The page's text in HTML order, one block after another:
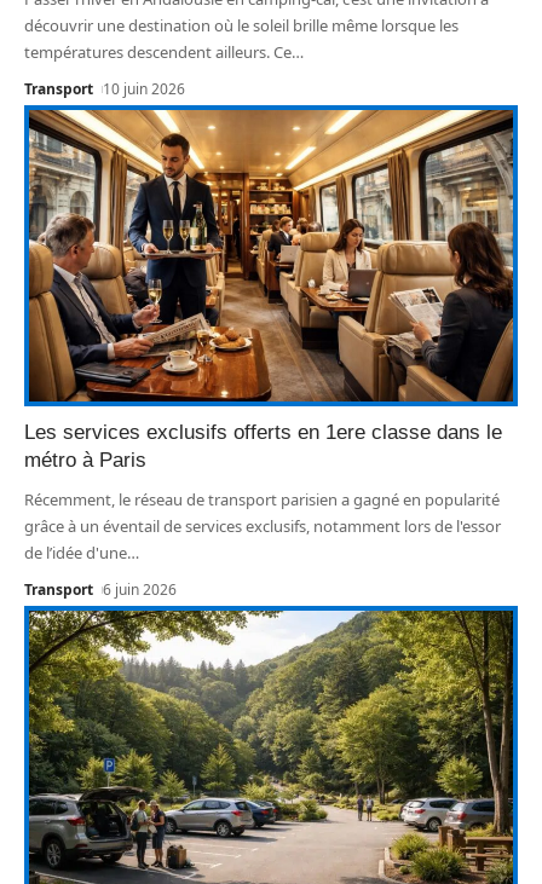
découvrir une destination où le soleil brille même lorsque les
températures descendent ailleurs. Ce…
Transport 10 juin 2026
Les services exclusifs offerts en 1ere classe dans le
métro à Paris
Récemment, le réseau de transport parisien a gagné en popularité
grâce à un éventail de services exclusifs, notamment lors de l'essor
de l’idée d'une…
Transport 6 juin 2026